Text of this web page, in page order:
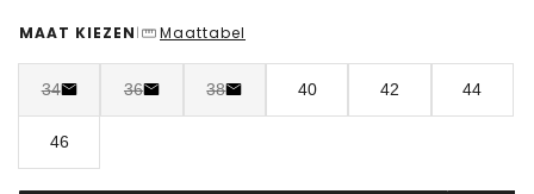
MAAT KIEZEN | Maattabel
34 36 38 40 42 44
46